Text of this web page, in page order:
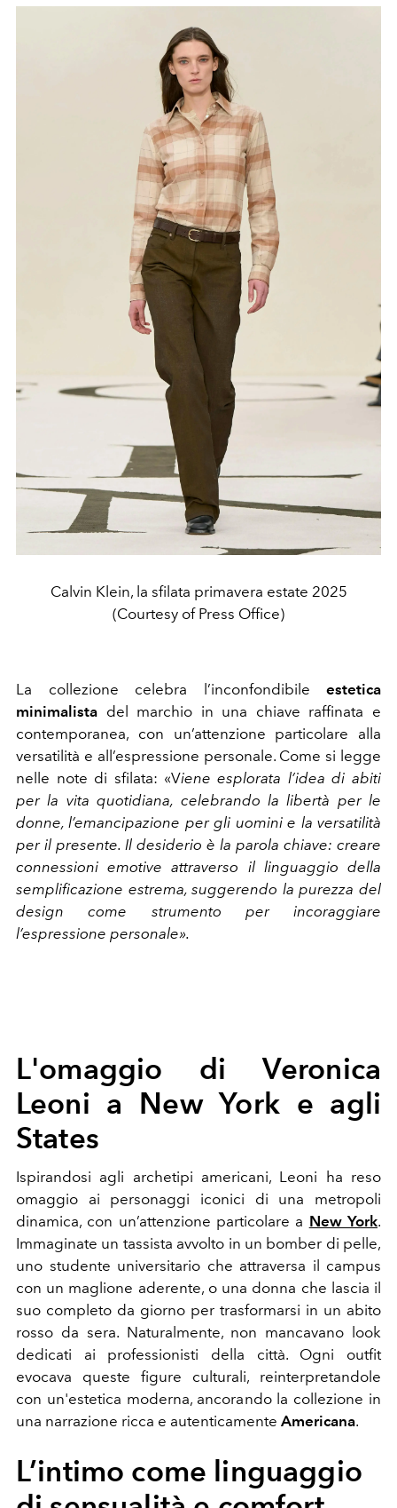
Calvin Klein, la sfilata primavera estate 2025
(Courtesy of Press Office)
La collezione celebra l’inconfondibile estetica
minimalista del marchio in una chiave raffinata e
contemporanea, con un’attenzione particolare alla
versatilità e all’espressione personale. Come si legge
nelle note di sfilata: «Viene esplorata l’idea di abiti
per la vita quotidiana, celebrando la libertà per le
donne, l’emancipazione per gli uomini e la versatilità
per il presente. Il desiderio è la parola chiave: creare
connessioni emotive attraverso il linguaggio della
semplificazione estrema, suggerendo la purezza del
design come strumento per incoraggiare
l’espressione personale».
L'omaggio di Veronica
Leoni a New York e agli
States
Ispirandosi agli archetipi americani, Leoni ha reso
omaggio ai personaggi iconici di una metropoli
dinamica, con un’attenzione particolare a New York.
Immaginate un tassista avvolto in un bomber di pelle,
uno studente universitario che attraversa il campus
con un maglione aderente, o una donna che lascia il
suo completo da giorno per trasformarsi in un abito
rosso da sera. Naturalmente, non mancavano look
dedicati ai professionisti della città. Ogni outfit
evocava queste figure culturali, reinterpretandole
con un'estetica moderna, ancorando la collezione in
una narrazione ricca e autenticamente Americana.
L’intimo come linguaggio